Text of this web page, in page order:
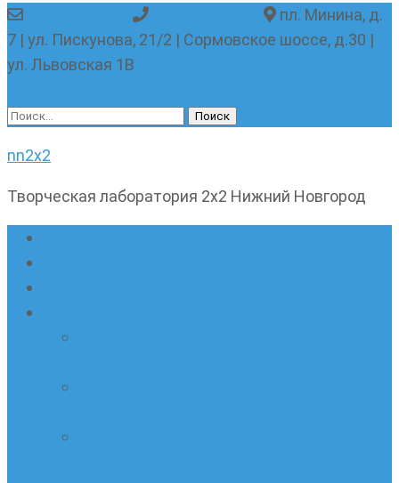
пл. Минина, д.
7 | ул. Пискунова, 21/2 | Сормовское шоссе, д.30 |
ул. Львовская 1В
Найти:
nn2x2
Творческая лаборатория 2х2 Нижний Новгород